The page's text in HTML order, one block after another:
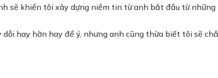
sẽ khiến tôi xây dựng niềm tin từ anh bắt đầu từ những
hay hờn hay để ý, nhưng anh cũng thừa biết tôi sẽ